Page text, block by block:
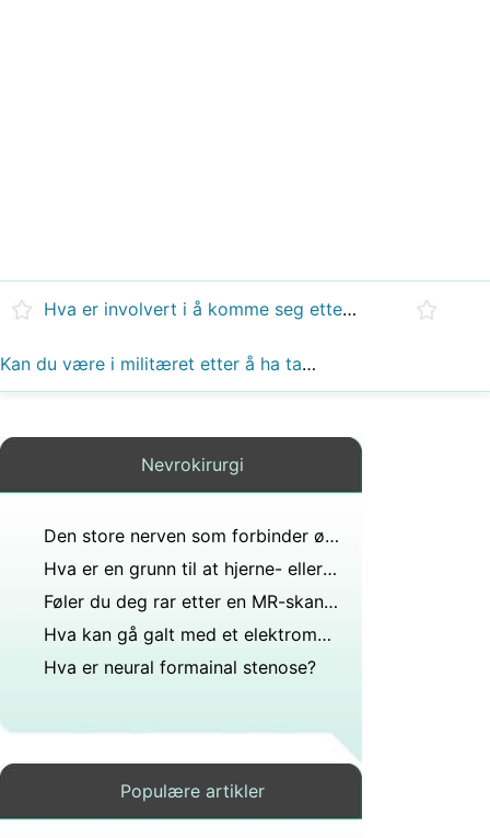
Hva er involvert i å komme seg etter en alvorlig hjerneskade?
Kan du være i militæret etter å ha tatt Arnold chiari misdannelse type 1-operasjon?
Nevrokirurgi
Den store nerven som forbinder øyet med hjernen kalles optisk nerve?
Hva er en grunn til at hjerne- eller ryggskader ofte ikke lar seg reparere?
Føler du deg rar etter en MR-skanning?
Hva kan gå galt med et elektromyogram?
Hva er neural formainal stenose?
Populære artikler